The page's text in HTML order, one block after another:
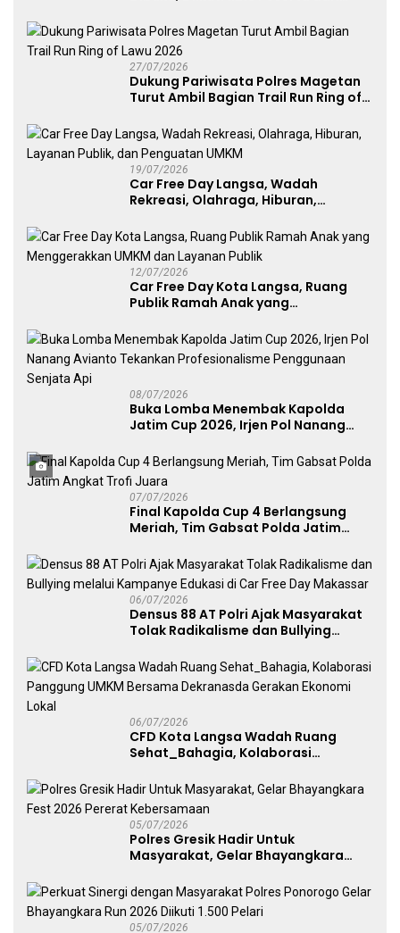
27/07/2026
Dukung Pariwisata Polres Magetan
Turut Ambil Bagian Trail Run Ring of
19/07/2026
Car Free Day Langsa, Wadah
Rekreasi, Olahraga, Hiburan,
UMKM
12/07/2026
Car Free Day Kota Langsa, Ruang
Publik Ramah Anak yang
Publik
08/07/2026
Buka Lomba Menembak Kapolda
Jatim Cup 2026, Irjen Pol Nanang
Penggunaan Senjata Api
07/07/2026
Final Kapolda Cup 4 Berlangsung
Meriah, Tim Gabsat Polda Jatim
06/07/2026
Densus 88 AT Polri Ajak Masyarakat
Tolak Radikalisme dan Bullying
Free Day Makassar
06/07/2026
CFD Kota Langsa Wadah Ruang
Sehat_Bahagia, Kolaborasi
Dekranasda Gerakan Ekonomi Lokal
05/07/2026
Polres Gresik Hadir Untuk
Masyarakat, Gelar Bhayangkara
05/07/2026